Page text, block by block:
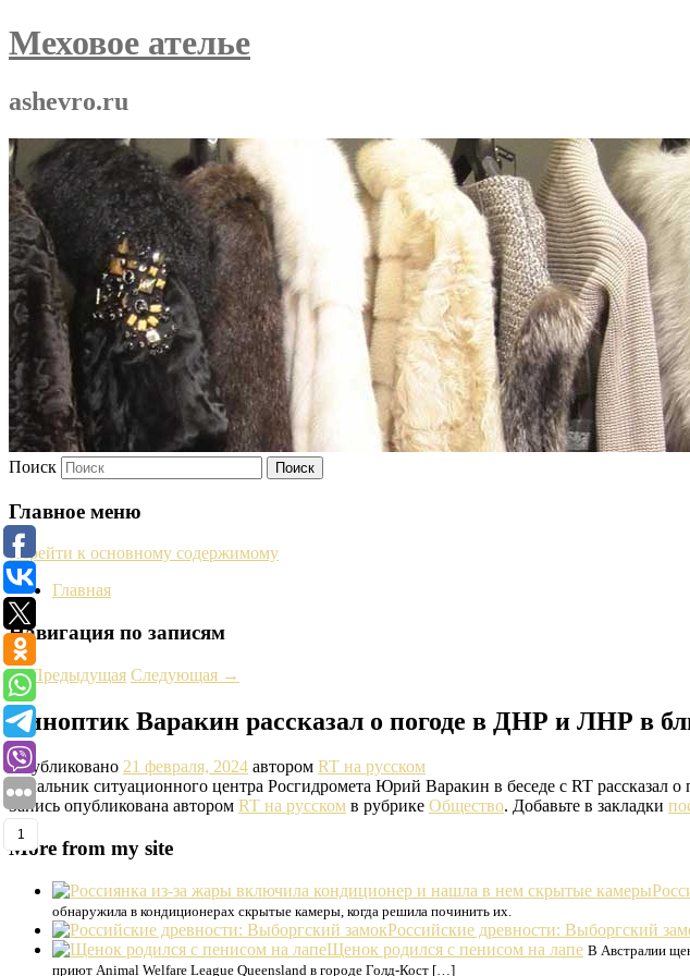
Меховое ателье
ashevro.ru
Поиск
Главное меню
Перейти к основному содержимому
Главная
Навигация по записям
←Предыдущая Следующая →
Синоптик Варакин рассказал о погоде в ДНР и ЛНР в
Опубликовано 21 февраля, 2024 автором RT на русском
Начальник ситуационного центра Росгидромета Юрий Варакин в беседе с RT рассказал
Запись опубликована автором RT на русском в рубрике Общество. Добавьте в закладки
More from my site
обнаружила в кондиционерах скрытые камеры, когда решила починить их.
Российские древности: Выборгский
Щенок родился с пенисом на лапе В Австралии
приют Animal Welfare League Queensland в городе Голд-Кост […]
1